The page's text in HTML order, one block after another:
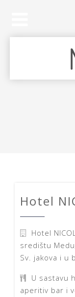
Hotel
Hotel
središtu
Sv. jakova i u
U sastavu
aperitiv bar i